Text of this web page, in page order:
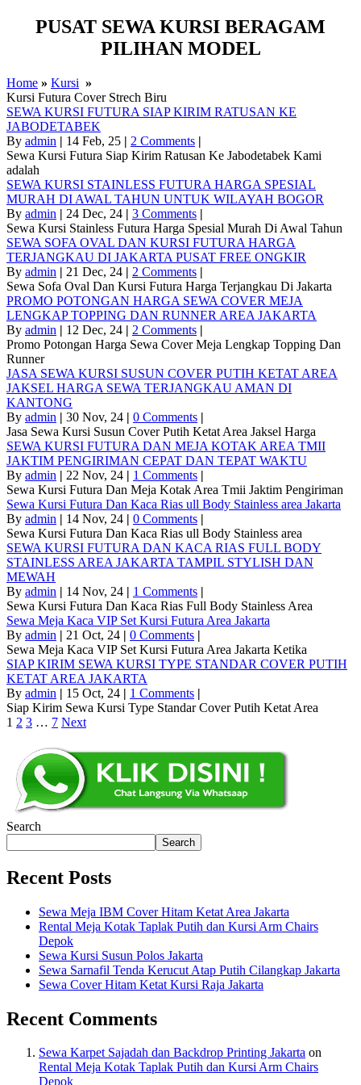
PUSAT SEWA KURSI BERAGAM
PILIHAN MODEL
Home » Kursi »
Kursi Futura Cover Strech Biru
SEWA KURSI FUTURA SIAP KIRIM RATUSAN KE
JABODETABEK
By admin | 14 Feb, 25 | 2 Comments |
Sewa Kursi Futura Siap Kirim Ratusan Ke Jabodetabek Kami
adalah
SEWA KURSI STAINLESS FUTURA HARGA SPESIAL
MURAH DI AWAL TAHUN UNTUK WILAYAH BOGOR
By admin | 24 Dec, 24 | 3 Comments |
Sewa Kursi Stainless Futura Harga Spesial Murah Di Awal Tahun
SEWA SOFA OVAL DAN KURSI FUTURA HARGA
TERJANGKAU DI JAKARTA PUSAT FREE ONGKIR
By admin | 21 Dec, 24 | 2 Comments |
Sewa Sofa Oval Dan Kursi Futura Harga Terjangkau Di Jakarta
PROMO POTONGAN HARGA SEWA COVER MEJA
LENGKAP TOPPING DAN RUNNER AREA JAKARTA
By admin | 12 Dec, 24 | 2 Comments |
Promo Potongan Harga Sewa Cover Meja Lengkap Topping Dan
Runner
JASA SEWA KURSI SUSUN COVER PUTIH KETAT AREA
JAKSEL HARGA SEWA TERJANGKAU AMAN DI
KANTONG
By admin | 30 Nov, 24 | 0 Comments |
Jasa Sewa Kursi Susun Cover Putih Ketat Area Jaksel Harga
SEWA KURSI FUTURA DAN MEJA KOTAK AREA TMII
JAKTIM PENGIRIMAN CEPAT DAN TEPAT WAKTU
By admin | 22 Nov, 24 | 1 Comments |
Sewa Kursi Futura Dan Meja Kotak Area Tmii Jaktim Pengiriman
Sewa Kursi Futura Dan Kaca Rias ull Body Stainless area Jakarta
By admin | 14 Nov, 24 | 0 Comments |
Sewa Kursi Futura Dan Kaca Rias ull Body Stainless area
SEWA KURSI FUTURA DAN KACA RIAS FULL BODY
STAINLESS AREA JAKARTA TAMPIL STYLISH DAN
MEWAH
By admin | 14 Nov, 24 | 1 Comments |
Sewa Kursi Futura Dan Kaca Rias Full Body Stainless Area
Sewa Meja Kaca VIP Set Kursi Futura Area Jakarta
By admin | 21 Oct, 24 | 0 Comments |
Sewa Meja Kaca VIP Set Kursi Futura Area Jakarta Ketika
SIAP KIRIM SEWA KURSI TYPE STANDAR COVER PUTIH
KETAT AREA JAKARTA
By admin | 15 Oct, 24 | 1 Comments |
Siap Kirim Sewa Kursi Type Standar Cover Putih Ketat Area
1 2 3 … 7 Next
Search
Search
Recent Posts
Sewa Meja IBM Cover Hitam Ketat Area Jakarta
Rental Meja Kotak Taplak Putih dan Kursi Arm Chairs
Depok
Sewa Kursi Susun Polos Jakarta
Sewa Sarnafil Tenda Kerucut Atap Putih Cilangkap Jakarta
Sewa Cover Hitam Ketat Kursi Raja Jakarta
Recent Comments
Sewa Karpet Sajadah dan Backdrop Printing Jakarta on
Rental Meja Kotak Taplak Putih dan Kursi Arm Chairs
Depok